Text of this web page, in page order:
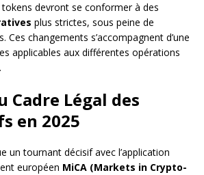
devront se conformer à des
plus strictes, sous peine de
Ces changements s’accompagnent d’une
applicables aux différentes opérations
Cadre Légal des
en 2025
un tournant décisif avec l’application
européen MiCA (Markets in Crypto-